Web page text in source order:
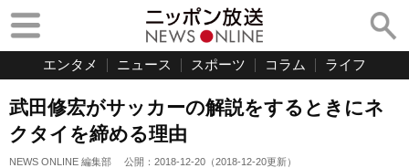
エンタメ ニュース スポーツ コラム ライフ
武田修宏がサッカーの解説をするときにネ
クタイを締める理由
NEWS ONLINE 編集部 公開： 2018-12-20 （2018-12-20更新）